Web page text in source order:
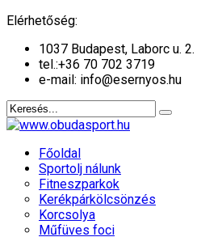
Elérhetőség:
1037 Budapest, Laborc u. 2.
tel.:+36 70 702 3719
e-mail: info@esernyos.hu
Főoldal
Sportolj nálunk
Fitneszparkok
Kerékpárkölcsönzés
Korcsolya
Műfüves foci
év
hónap
év
hónap